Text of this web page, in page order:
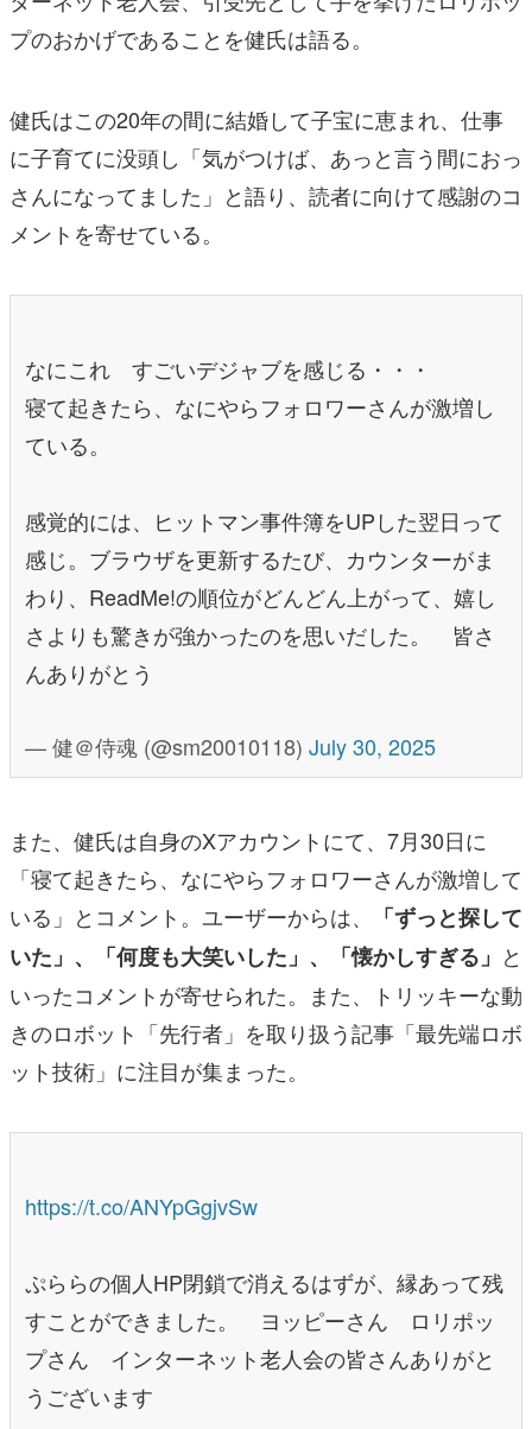
プのおかげであることを健氏は語る。
健氏はこの20年の間に結婚して子宝に恵まれ、仕事
に子育てに没頭し「気がつけば、あっと言う間におっ
さんになってました」と語り、読者に向けて感謝のコ
メントを寄せている。
なにこれ すごいデジャブを感じる・・・
寝て起きたら、なにやらフォロワーさんが激増し
ている。
感覚的には、ヒットマン事件簿をUPした翌日って
感じ。ブラウザを更新するたび、カウンターがま
わり、ReadMe!の順位がどんどん上がって、嬉し
さよりも驚きが強かったのを思いだした。 皆さ
んありがとう
— 健＠侍魂 (@sm20010118) July 30, 2025
また、健氏は自身のXアカウントにて、7月30日に
「寝て起きたら、なにやらフォロワーさんが激増して
いる」とコメント。ユーザーからは、
「ずっと探して
いた」、「何度も大笑いした」、「懐かしすぎる」 と
いったコメントが寄せられた。また、トリッキーな動
きのロボット「先行者」を取り扱う記事「最先端ロボ
ット技術」に注目が集まった。
https://t.co/ANYpGgjvSw
ぷららの個人HP閉鎖で消えるはずが、縁あって残
すことができました。 ヨッピーさん ロリポッ
プさん インターネット老人会の皆さんありがと
うございます